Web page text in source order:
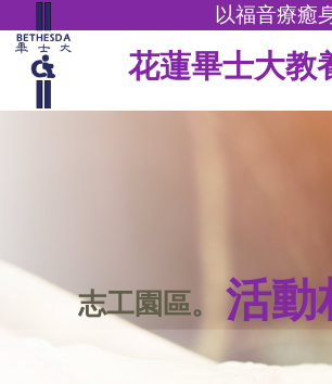
以福音療癒
花蓮畢士大教
志工園區。 活動